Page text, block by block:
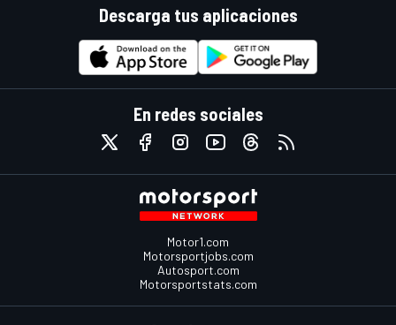
Descarga tus aplicaciones
En redes sociales
Motor1.com
Motorsportjobs.com
Autosport.com
Motorsportstats.com